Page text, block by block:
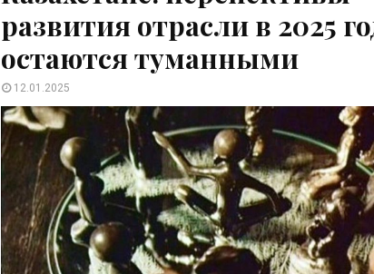
развития отрасли в 2025
остаются туманными
12.01.2025